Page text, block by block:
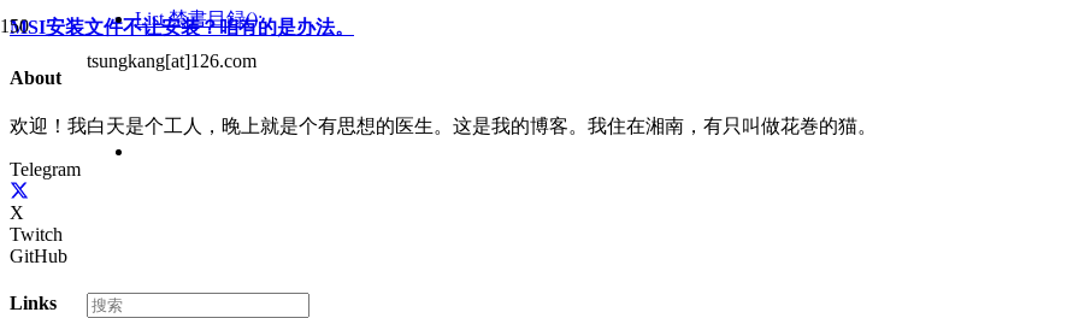
tsungkang[at]126.com
List禁書目録();
MSI安装文件不让安装？咱有的是办法。
About
欢迎！我白天是个工人，晚上就是个有思想的医生。这是我的博客。我住在湘南，有只叫做花巻的猫。
Telegram
X
Twitch
GitHub
Links